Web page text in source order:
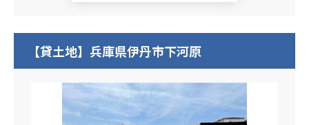
【貸土地】兵庫県伊丹市下河原